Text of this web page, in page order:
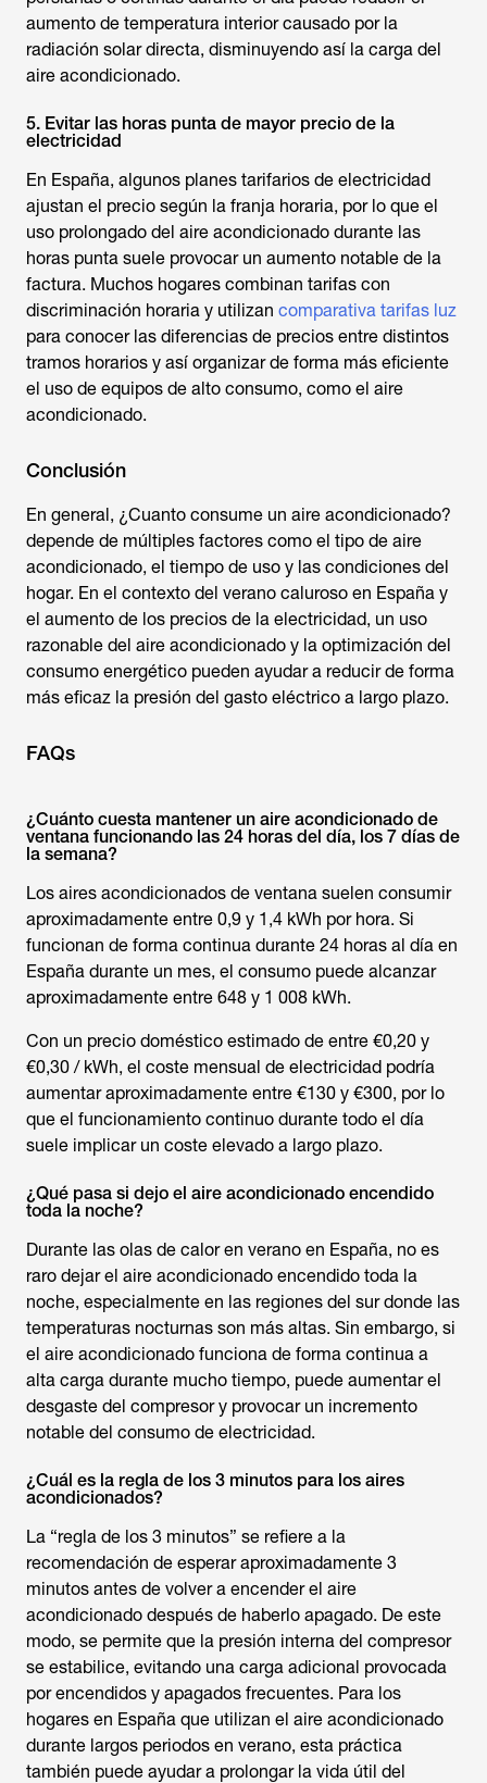
aumento de temperatura interior causado por la
radiación solar directa, disminuyendo así la carga del
aire acondicionado.
5. Evitar las horas punta de mayor precio de la
electricidad
En España, algunos planes tarifarios de electricidad
ajustan el precio según la franja horaria, por lo que el
uso prolongado del aire acondicionado durante las
horas punta suele provocar un aumento notable de la
factura. Muchos hogares combinan tarifas con
discriminación horaria y utilizan comparativa tarifas luz
para conocer las diferencias de precios entre distintos
tramos horarios y así organizar de forma más eficiente
el uso de equipos de alto consumo, como el aire
acondicionado.
Conclusión
En general, ¿Cuanto consume un aire acondicionado?
depende de múltiples factores como el tipo de aire
acondicionado, el tiempo de uso y las condiciones del
hogar. En el contexto del verano caluroso en España y
el aumento de los precios de la electricidad, un uso
razonable del aire acondicionado y la optimización del
consumo energético pueden ayudar a reducir de forma
más eficaz la presión del gasto eléctrico a largo plazo.
FAQs
¿Cuánto cuesta mantener un aire acondicionado de
ventana funcionando las 24 horas del día, los 7 días de
la semana?
Los aires acondicionados de ventana suelen consumir
aproximadamente entre 0,9 y 1,4 kWh por hora. Si
funcionan de forma continua durante 24 horas al día en
España durante un mes, el consumo puede alcanzar
aproximadamente entre 648 y 1 008 kWh.
Con un precio doméstico estimado de entre €0,20 y
€0,30 / kWh, el coste mensual de electricidad podría
aumentar aproximadamente entre €130 y €300, por lo
que el funcionamiento continuo durante todo el día
suele implicar un coste elevado a largo plazo.
¿Qué pasa si dejo el aire acondicionado encendido
toda la noche?
Durante las olas de calor en verano en España, no es
raro dejar el aire acondicionado encendido toda la
noche, especialmente en las regiones del sur donde las
temperaturas nocturnas son más altas. Sin embargo, si
el aire acondicionado funciona de forma continua a
alta carga durante mucho tiempo, puede aumentar el
desgaste del compresor y provocar un incremento
notable del consumo de electricidad.
¿Cuál es la regla de los 3 minutos para los aires
acondicionados?
La “regla de los 3 minutos” se refiere a la
recomendación de esperar aproximadamente 3
minutos antes de volver a encender el aire
acondicionado después de haberlo apagado. De este
modo, se permite que la presión interna del compresor
se estabilice, evitando una carga adicional provocada
por encendidos y apagados frecuentes. Para los
hogares en España que utilizan el aire acondicionado
durante largos periodos en verano, esta práctica
también puede ayudar a prolongar la vida útil del